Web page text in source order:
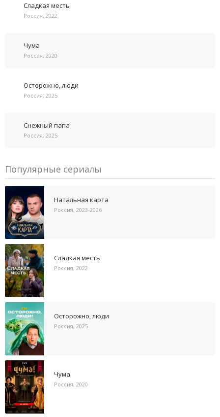
Сладкая месть
Россия, 2022
Чума
Россия, 2020
Осторожно, люди
Россия, 2025
Снежный папа
Россия, 2025
Популярные сериалы
Натальная карта
Россия, 2023-2026
Сладкая месть
Россия, 2022
Осторожно, люди
Россия, 2025
Чума
Россия, 2020